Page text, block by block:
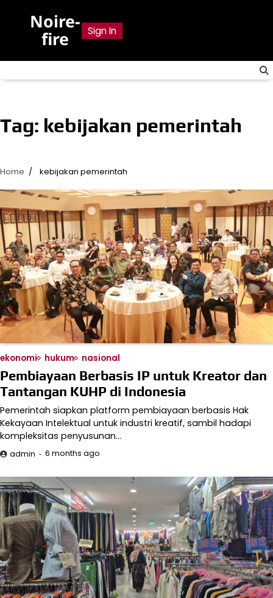
Noire-
fire
Sign In
Tag: kebijakan pemerintah
Home kebijakan pemerintah
ekonomi hukum nasional
Pembiayaan Berbasis IP untuk Kreator dan
Tantangan KUHP di Indonesia
Pemerintah siapkan platform pembiayaan berbasis Hak
Kekayaan Intelektual untuk industri kreatif, sambil hadapi
kompleksitas penyusunan…
admin 6 months ago